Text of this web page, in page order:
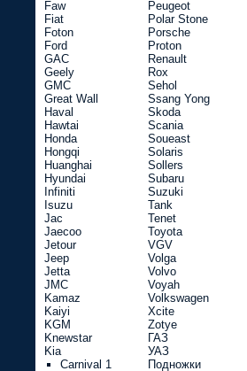
Faw
Fiat
Foton
Ford
GAC
Geely
GMC
Great Wall
Haval
Hawtai
Honda
Hongqi
Huanghai
Hyundai
Infiniti
Isuzu
Jac
Jaecoo
Jetour
Jeep
Jetta
JMC
Kamaz
Kaiyi
KGM
Knewstar
Kia
Carnival 1
Peugeot
Polar Stone
Porsche
Proton
Renault
Rox
Sehol
Ssang Yong
Skoda
Scania
Soueast
Solaris
Sollers
Subaru
Suzuki
Tank
Tenet
Toyota
VGV
Volga
Volvo
Voyah
Volkswagen
Xcite
Zotye
ГАЗ
УАЗ
Подножки